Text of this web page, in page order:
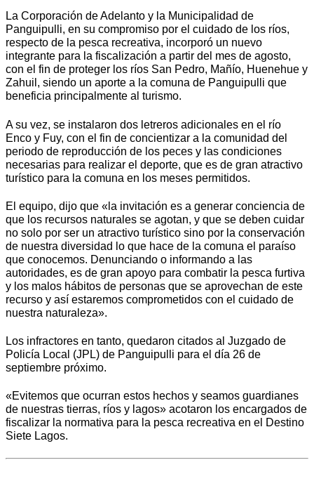
La Corporación de Adelanto y la Municipalidad de
Panguipulli, en su compromiso por el cuidado de los ríos,
respecto de la pesca recreativa, incorporó un nuevo
integrante para la fiscalización a partir del mes de agosto,
con el fin de proteger los ríos San Pedro, Mañío, Huenehue y
Zahuil, siendo un aporte a la comuna de Panguipulli que
beneficia principalmente al turismo.
A su vez, se instalaron dos letreros adicionales en el río
Enco y Fuy, con el fin de concientizar a la comunidad del
periodo de reproducción de los peces y las condiciones
necesarias para realizar el deporte, que es de gran atractivo
turístico para la comuna en los meses permitidos.
El equipo, dijo que «la invitación es a generar conciencia de
que los recursos naturales se agotan, y que se deben cuidar
no solo por ser un atractivo turístico sino por la conservación
de nuestra diversidad lo que hace de la comuna el paraíso
que conocemos. Denunciando o informando a las
autoridades, es de gran apoyo para combatir la pesca furtiva
y los malos hábitos de personas que se aprovechan de este
recurso y así estaremos comprometidos con el cuidado de
nuestra naturaleza».
Los infractores en tanto, quedaron citados al Juzgado de
Policía Local (JPL) de Panguipulli para el día 26 de
septiembre próximo.
«Evitemos que ocurran estos hechos y seamos guardianes
de nuestras tierras, ríos y lagos» acotaron los encargados de
fiscalizar la normativa para la pesca recreativa en el Destino
Siete Lagos.